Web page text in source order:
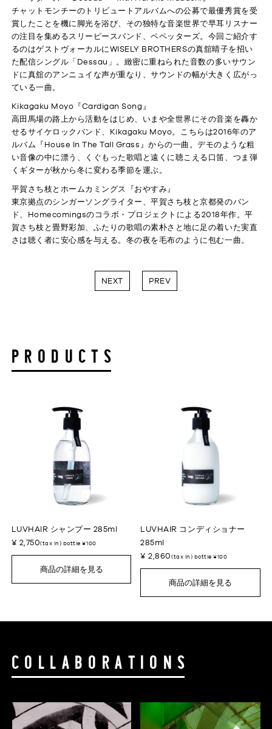
チャットモンチーのトリビュートアルバムへの公募で最優秀賞を受
賞したことを機に脚光を浴び、その独特な音楽世界で早耳リスナー
の注目を集めるスリーピースバンド、ペペッターズ。今回ご紹介す
るのはゲストヴォーカルにWISELY BROTHERSの真舘晴子を招い
た配信シングル「Dessau」。緻密に重ねられた音数の多いサウン
ドに真舘のアンニュイな声が重なり、サウンドの幅が大きく広がっ
ている一曲。
Kikagaku Moyo『Cardigan Song』
高田馬場の路上から活動をはじめ、いまや全世界にその音楽を轟か
せるサイケロックバンド、Kikagaku Moyo。こちらは2016年のア
ルバム『House In The Tall Grass』からの一曲。デモのような粗
い音像の中に漂う、くぐもった歌唱と遠くに聴こえる口笛、つま弾
くギターが秋から冬に変わる季節を運ぶ。
平賀さち枝とホームカミングス『おやすみ』
東京拠点のシンガーソングライター、平賀さち枝と京都発のバン
ド、Homecomingsのコラボ・プロジェクトによる2018年作。平
賀さち枝と畳野彩加、ふたりの歌唱の素朴さと地に足の着いた実直
さは聴く者に安心感を与える。冬の夜を毛布のように包む一曲。
NEXT PREV
PRODUCTS
LUVHAIR シャンプー 285ml
¥ 2,750(tax in) bottle ¥100
商品の詳細を見る
LUVHAIR コンディショナー
285ml
¥ 2,860 (tax in) bottle ¥100
商品の詳細を見る
COLLABORATIONS